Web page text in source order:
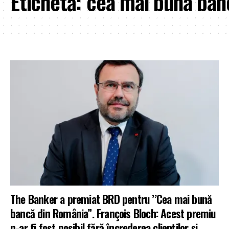
The Banker a premiat BRD pentru ’’Cea mai bună
bancă din România”. François Bloch: Acest premiu